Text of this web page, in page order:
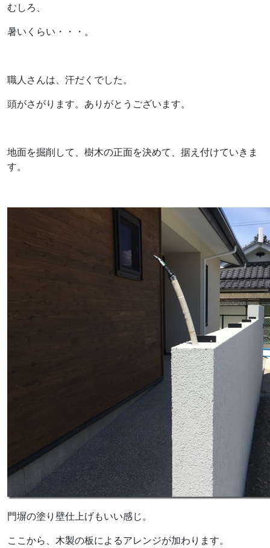
むしろ、
暑いくらい・・・。
職人さんは、汗だくでした。
頭がさがります。ありがとうございます。
地面を掘削して、樹木の正面を決めて、据え付けていきま
す。
門塀の塗り壁仕上げもいい感じ。
ここから、木製の板によるアレンジが加わります。